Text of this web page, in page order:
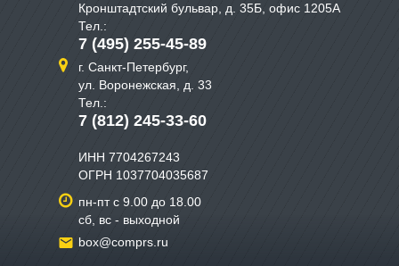
Кронштадтский бульвар, д. 35Б, офис 1205А
Тел.:
7 (495) 255-45-89
г. Санкт-Петербург,
ул. Воронежская, д. 33
Тел.:
7 (812) 245-33-60
ИНН 7704267243
ОГРН 1037704035687
пн-пт с 9.00 до 18.00
сб, вс - выходной
box@comprs.ru